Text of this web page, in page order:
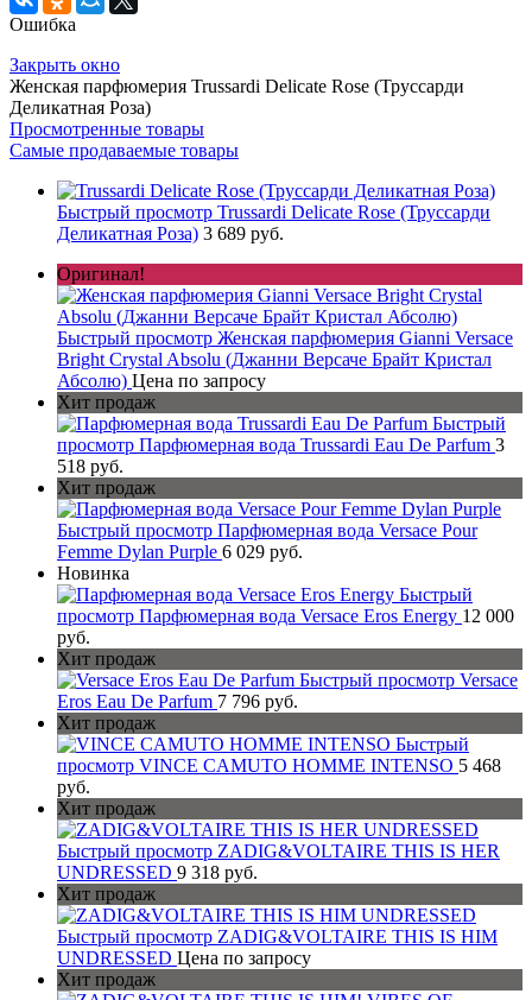
Ошибка
Закрыть окно
Женская парфюмерия Trussardi Delicate Rose (Труссарди
Деликатная Роза)
Просмотренные товары
Самые продаваемые товары
Быстрый просмотр Trussardi Delicate Rose (Труссарди
Деликатная Роза) 3 689 руб.
Оригинал!
Быстрый просмотр Женская парфюмерия Gianni Versace
Bright Crystal Absolu (Джанни Версаче Брайт Кристал
Абсолю) Цена по запросу
Хит продаж
Быстрый
просмотр Парфюмерная вода Trussardi Eau De Parfum 3
518 руб.
Хит продаж
Быстрый просмотр Парфюмерная вода Versace Pour
Femme Dylan Purple 6 029 руб.
Новинка
Быстрый
просмотр Парфюмерная вода Versace Eros Energy 12 000
руб.
Хит продаж
Быстрый просмотр Versace
Eros Eau De Parfum 7 796 руб.
Хит продаж
Быстрый
просмотр VINCE CAMUTO HOMME INTENSO 5 468
руб.
Хит продаж
Быстрый просмотр ZADIG&VOLTAIRE THIS IS HER
UNDRESSED 9 318 руб.
Хит продаж
Быстрый просмотр ZADIG&VOLTAIRE THIS IS HIM
UNDRESSED Цена по запросу
Хит продаж